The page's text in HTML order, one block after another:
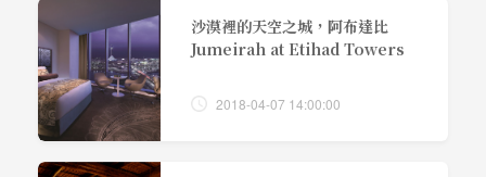
沙漠裡的天空之城，阿布達比
Jumeirah at Etihad Towers
2018-04-07 14:00:00